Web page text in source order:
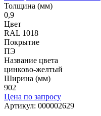
Толщина (мм)
0,9
Цвет
RAL 1018
Покрытие
ПЭ
Название цвета
цинково-желтый
Ширина (мм)
902
Цена по запросу
Артикул: 000002629